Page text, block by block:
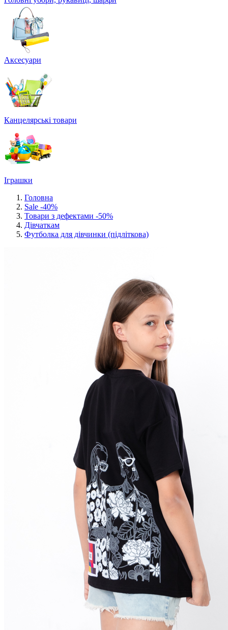
Аксесуари
Канцелярські товари
Іграшки
Головна
Sale -40%
Товари з дефектами -50%
Дівчаткам
Футболка для дівчинки (підліткова)